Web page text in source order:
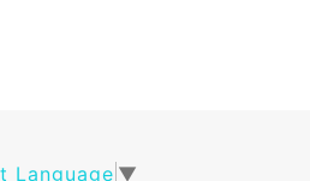
Language ▼